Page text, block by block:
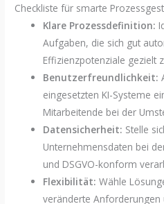
Checkliste für smarte
Klare Prozessdefinition:
Aufgaben, die sich gut
Effizienzpotenziale gezielt
Benutzerfreundlichkeit:
eingesetzten KI-Systeme
Mitarbeitende bei der
Datensicherheit: Stelle
Unternehmensdaten bei
und DSGVO-konform
Flexibilität: Wähle
veränderte Anforderungen